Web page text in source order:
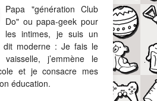
Papa "génération Club
Do" ou papa-geek pour
les intimes, je suis un
dit moderne : Je fais le
j’emmène le
et je consacre mes
éducation.